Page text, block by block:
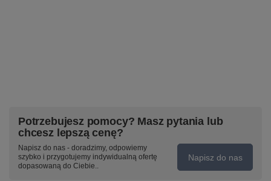
Potrzebujesz pomocy? Masz pytania lub
chcesz lepszą cenę?
Napisz do nas - doradzimy, odpowiemy
szybko i przygotujemy indywidualną ofertę
dopasowaną do Ciebie..
Napisz do nas